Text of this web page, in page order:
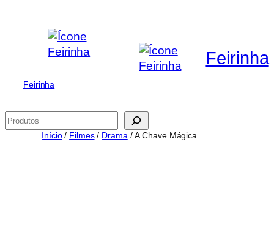
conteúdo
Feirinha
Feirinha
Pesquisar
Início/ Filmes/ Drama / A Chave Mágica